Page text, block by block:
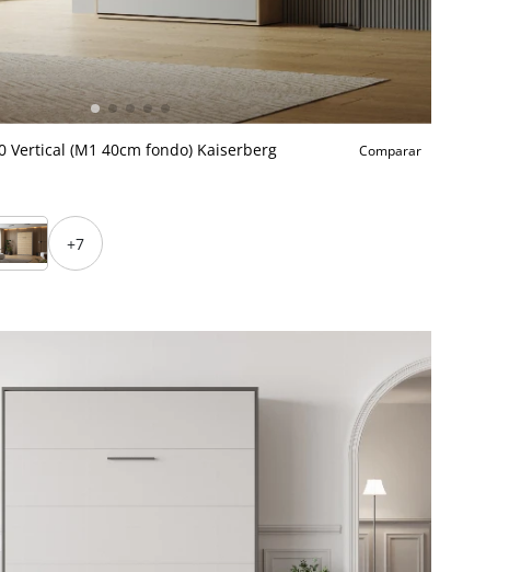
Vertical (M1 40cm fondo) Kaiserberg
Comparar
+7